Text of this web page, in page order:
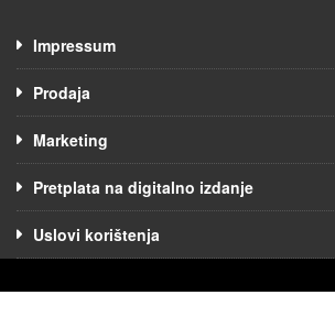
Impressum
Prodaja
Marketing
Pretplata na digitalno izdanje
Uslovi korištenja